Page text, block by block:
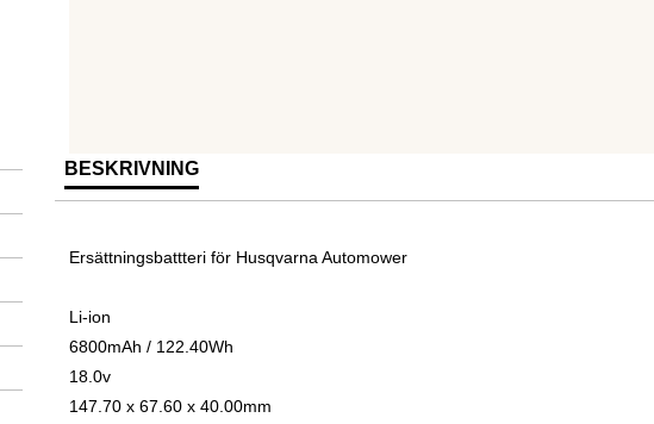
BESKRIVNING
Ersättningsbattteri för Husqvarna Automower
Li-ion
6800mAh / 122.40Wh
18.0v
147.70 x 67.60 x 40.00mm